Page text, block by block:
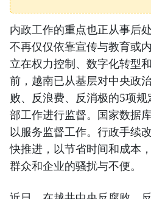
内政工作的重点也正从事后
不再仅仅依靠宣传与教育或
立在权力控制、数字化转型
前，越南已从基层对中央政
败、反浪费、反消极的5项
部工作进行监督。国家数据
以服务监督工作。行政手续
快推进，以节省时间和成本
群众和企业的骚扰与不便。